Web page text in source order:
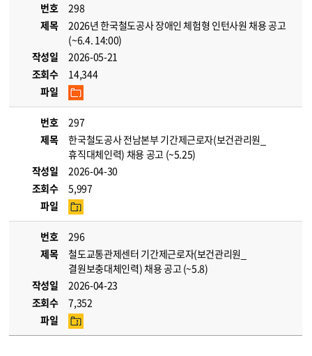
번호
298
제목
2026년 한국철도공사 장애인 체험형 인턴사원 채용 공고
(~6.4. 14:00)
작성일
2026-05-21
조회수
14,344
파일
번호
297
제목
한국철도공사 전남본부 기간제근로자(보건관리원_
휴직대체인력) 채용 공고 (~5.25)
작성일
2026-04-30
조회수
5,997
파일
번호
296
제목
철도교통관제센터 기간제근로자(보건관리원_
결원보충대체인력) 채용 공고 (~5.8)
작성일
2026-04-23
조회수
7,352
파일